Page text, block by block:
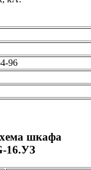
96
шкафа
16.УЗ